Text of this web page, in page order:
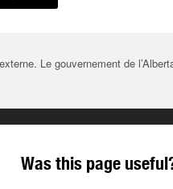
Le gouvernement de
Was this page